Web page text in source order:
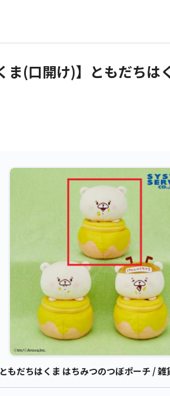
ま(口開け)】ともだち
もだちはくま はちみつのつぼポーチ /